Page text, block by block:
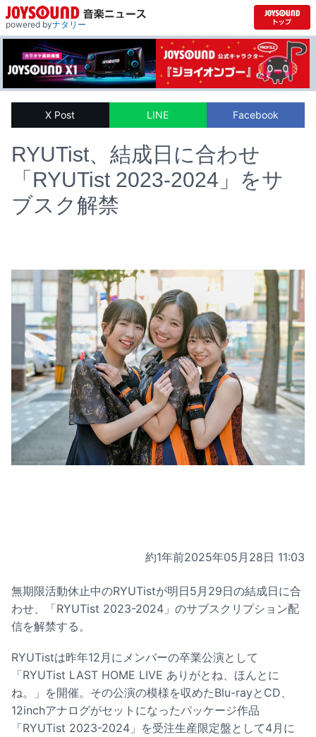
powered byナタリー
X Post LINE Facebook
RYUTist、結成日に合わせ
「RYUTist 2023-2024」をサ
ブスク解禁
約1年前2025年05月28日 11:03
無期限活動休止中のRYUTistが明日5月29日の結成日に合
わせ、「RYUTist 2023-2024」のサブスクリプション配
信を解禁する。
RYUTistは昨年12月にメンバーの卒業公演として
「RYUTist LAST HOME LIVE ありがとね、ほんとに
ね。」を開催。その公演の模様を収めたBlu-rayとCD、
12inchアナログがセットになったパッケージ作品
「RYUTist 2023-2024」を受注生産限定盤として4月に